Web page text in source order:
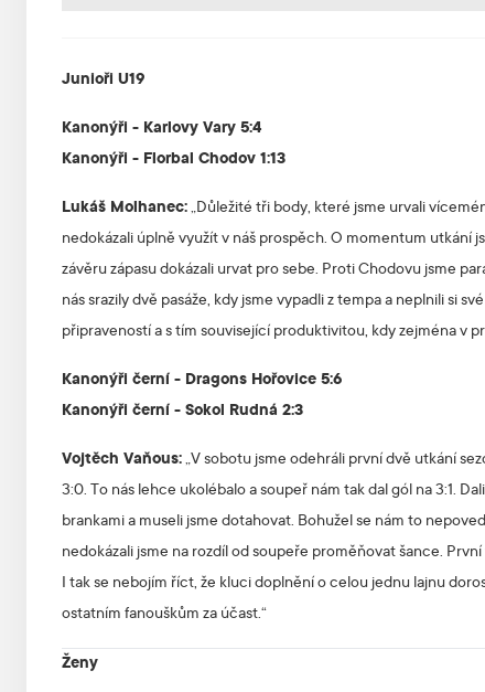
Junioři U19
Kanonýři - Karlovy Vary 5:4
Kanonýři - Florbal Chodov 1:13
Lukáš Molhanec:„Důležité tři body, které jsme urvali
nedokázali úplně využít v náš prospěch. O momentum utkání
závěru zápasu dokázali urvat pro sebe. Proti Chodovu jsme
nás srazily dvě pasáže, kdy jsme vypadli z tempa a neplnili si
připraveností a s tím související produktivitou, kdy zejména v
Kanonýři černí - Dragons Hořovice 5:6
Kanonýři černí - Sokol Rudná 2:3
Vojtěch Vaňous:„V sobotu jsme odehráli první dvě utkání
3:0. To nás lehce ukolébalo a soupeř nám tak dal gól na 3:1.
brankami a museli jsme dotahovat. Bohužel se nám to
nedokázali jsme na rozdíl od soupeře proměňovat šance.
I tak se nebojím říct, že kluci doplnění o celou jednu lajnu
ostatním fanouškům za účast.“
Ženy